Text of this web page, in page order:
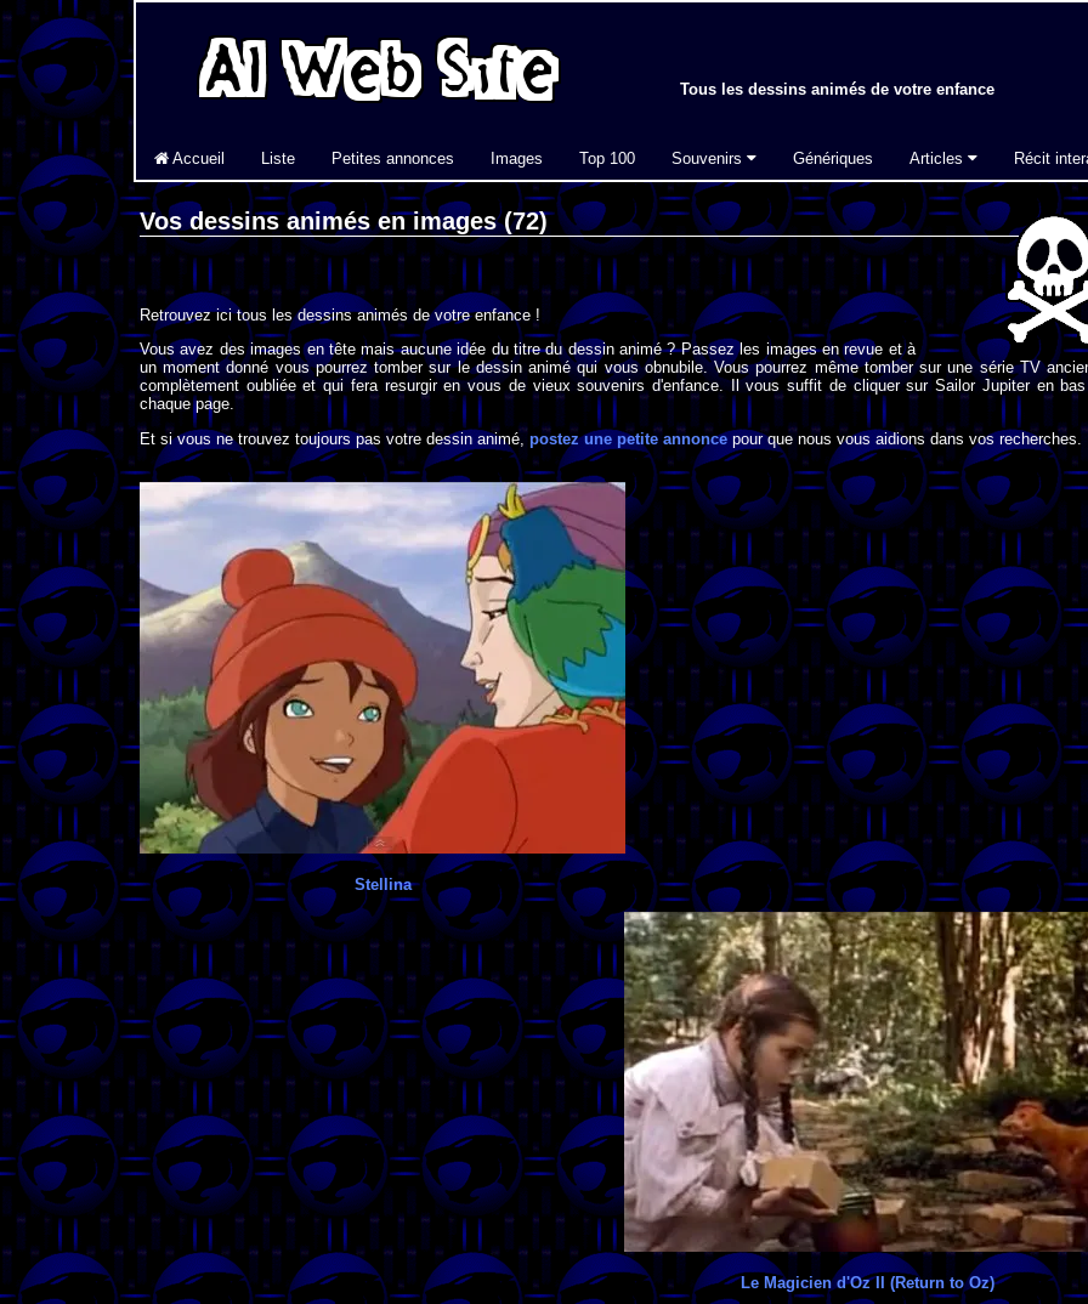
Tous les dessins animés de votre enfance
Accueil Liste Petites annonces Images Top 100 Souvenirs Génériques Articles Récit
Vos dessins animés en images (72)
Retrouvez ici tous les dessins animés de votre enfance !
Vous avez des images en tête mais aucune idée du titre du dessin animé ? Passez les images en revue et à
un moment donné vous pourrez tomber sur le dessin animé qui vous obnubile. Vous pourrez même tomber sur une série TV
complètement oubliée et qui fera resurgir en vous de vieux souvenirs d'enfance. Il vous suffit de cliquer sur Sailor Jupiter en
chaque page.
Et si vous ne trouvez toujours pas votre dessin animé, postez une petite annonce pour que nous vous aidions dans vos recherches.
Stellina
Le Magicien d'Oz II (Return to Oz)